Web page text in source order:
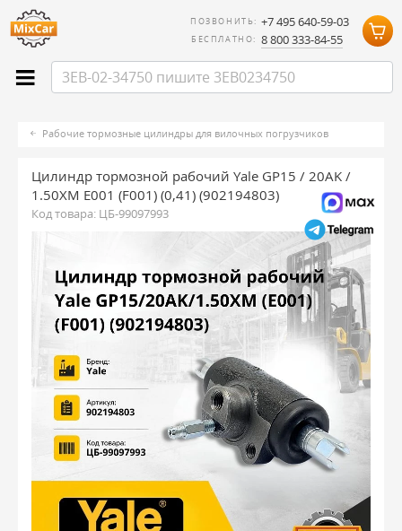
ПОЗВОНИТЬ: +7 495 640-59-03
БЕСПЛАТНО: 8 800 333-84-55
Рабочие тормозные цилиндры для вилочных погрузчиков
Цилиндр тормозной рабочий Yale GP15 / 20AK /
1.50XM E001 (F001) (0,41) (902194803)
Код товара: ЦБ-99097993